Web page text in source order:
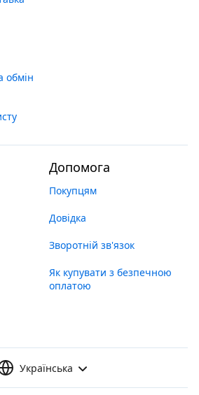
обмін
Допомога
Покупцям
Довідка
Зворотній зв'язок
Як купувати з безпечною
оплатою
Українська